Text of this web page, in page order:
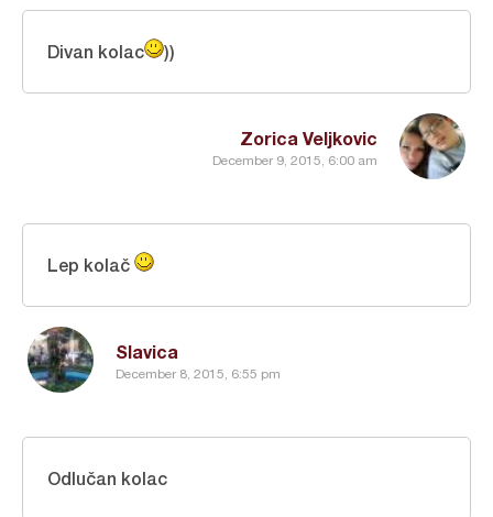
Zorica Veljkovic
December 9, 2015, 6:00 am
Divan kolac ))
Slavica
December 8, 2015, 6:55 pm
Lep kolač
Odlučan kolac